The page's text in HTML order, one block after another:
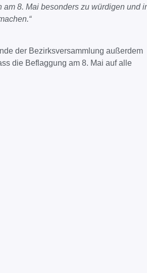
8. Mai besonders zu würdigen und
der Bezirksversammlung außerdem
die Beflaggung am 8. Mai auf alle